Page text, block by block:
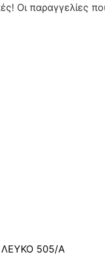
Οι παραγγελίες
ΛΕΥΚΟ 505/A